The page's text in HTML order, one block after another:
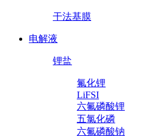
干法基膜
电解液
锂盐
氟化锂
LiFSI
六氟磷酸锂
五氯化磷
六氟磷酸钠